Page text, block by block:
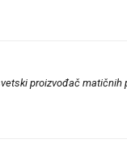
proizvođač